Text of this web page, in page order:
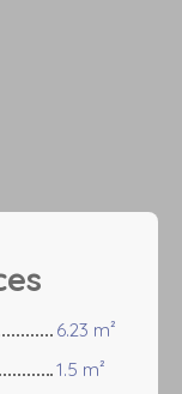
6.23 m²
1.5 m²